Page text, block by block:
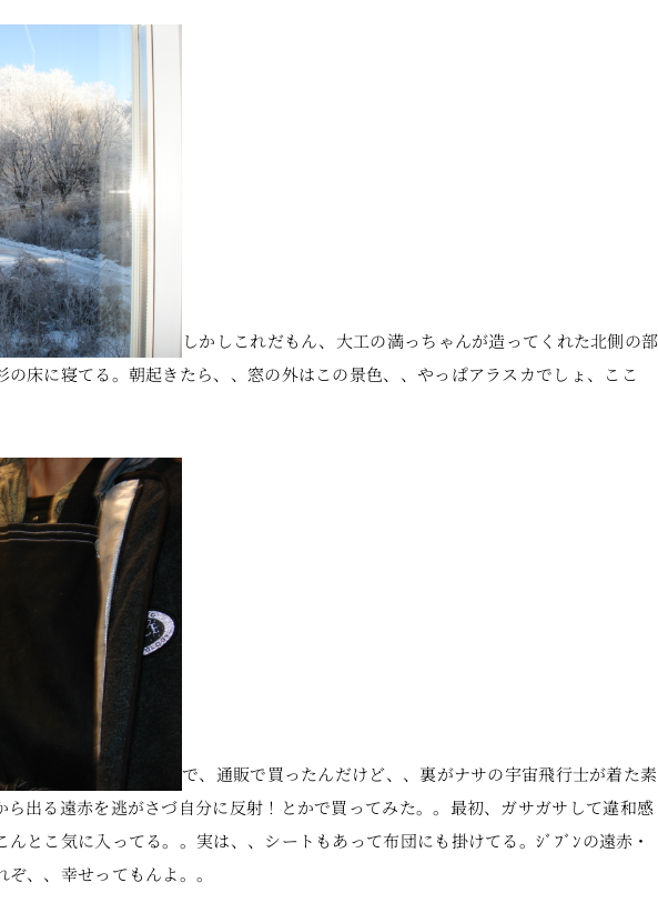
しかしこれだもん、大工の満っちゃんが造ってくれた北側の部
床に寝てる。朝起きたら、、窓の外はこの景色、、やっぱアラスカでしょ、ここ
で、通販で買ったんだけど、、裏がナサの宇宙飛行士が着た素
出る遠赤を逃がさづ自分に反射！とかで買ってみた。。最初、ガサガサして違和感
とこ気に入ってる。。実は、、シートもあって布団にも掛けてる。ｼﾞﾌﾞﾝの遠赤・
、、幸せってもんよ。。